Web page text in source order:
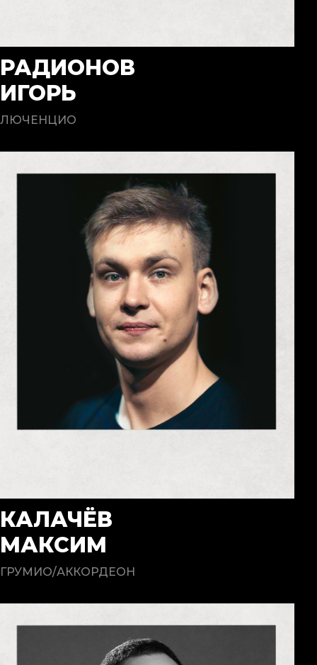
РАДИОНОВ
ИГОРЬ
ЛЮЧЕНЦИО
КАЛАЧЁВ
МАКСИМ
ГРУМИО/АККОРДЕОН